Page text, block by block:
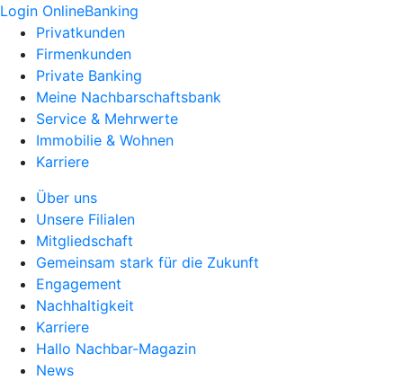
Login OnlineBanking
Privatkunden
Firmenkunden
Private Banking
Meine Nachbarschaftsbank
Service & Mehrwerte
Immobilie & Wohnen
Karriere
Über uns
Unsere Filialen
Mitgliedschaft
Gemeinsam stark für die Zukunft
Engagement
Nachhaltigkeit
Karriere
Hallo Nachbar-Magazin
News